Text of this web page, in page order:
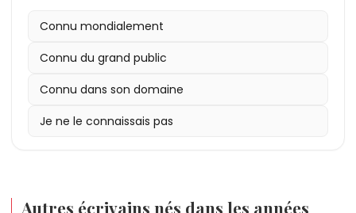
Connu mondialement
Connu du grand public
Connu dans son domaine
Je ne le connaissais pas
Autres écrivains nés dans les années